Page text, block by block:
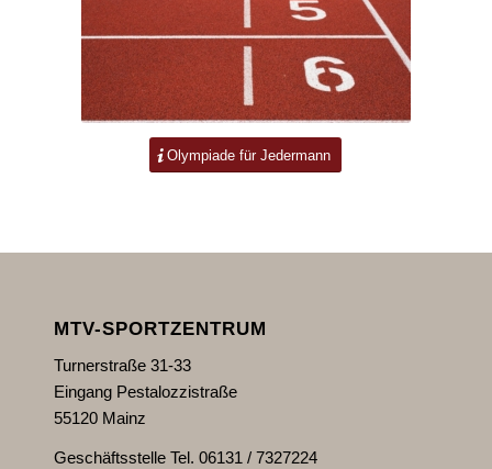
Olympiade für Jedermann
MTV-SPORTZENTRUM
Turnerstraße 31-33
Eingang Pestalozzistraße
55120 Mainz
Geschäftsstelle Tel. 06131 / 7327224